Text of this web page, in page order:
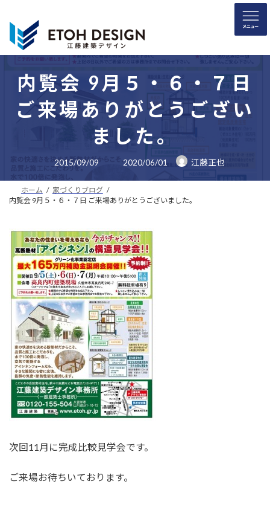
内覧会 9月５・６・７日
ご来場ありがとうござい
ました。
2015/09/09
最
終
新
時
2020/06/01 江藤正也
ホーム
家づくりブログ
内覧会 9月５・６・７日 ご来場ありがとうございました。
次回11月に完成比較見学会です。
ご来場お待ちいております。